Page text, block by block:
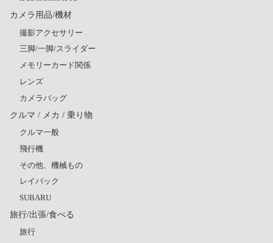
カメラ用品/機材
撮影アクセサリー
三脚/一脚/スライダー
メモリーカード関係
レンズ
カメラバッグ
クルマ / メカ / 乗り物
クルマ一般
飛行機
その他、機械もの
レイバック
SUBARU
旅行/出張/食べる
旅行